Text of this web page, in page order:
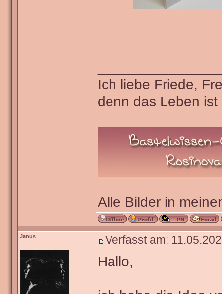
Ich liebe Friede,
denn das Leben
Alle Bilder in
Janus Verfasst am:
Hallo,